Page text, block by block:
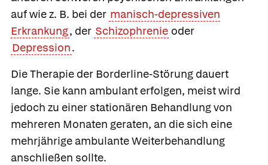
auf wie z. B. bei der manisch-depressiven
Erkrankung, der Schizophrenie oder
Depression.
Die Therapie der Borderline-Störung dauert
lange. Sie kann ambulant erfolgen, meist wird
jedoch zu einer stationären Behandlung von
mehreren Monaten geraten, an die sich eine
mehrjährige ambulante Weiterbehandlung
anschließen sollte.